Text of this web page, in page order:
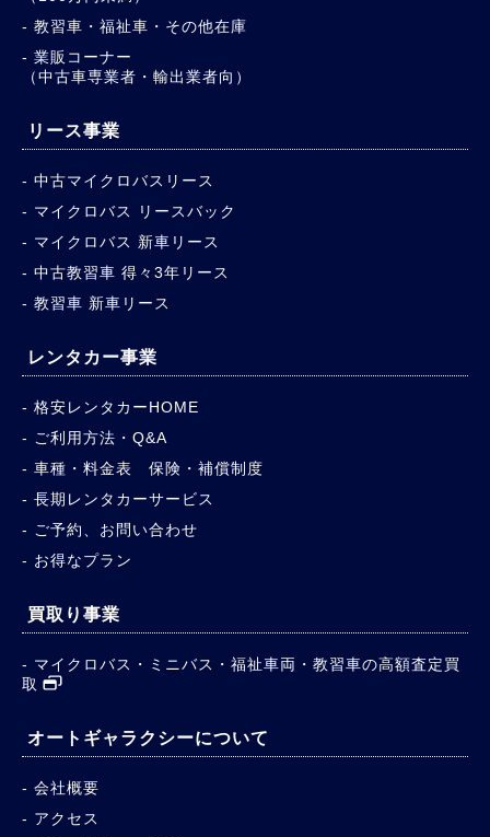
教習車・福祉車・その他在庫
業販コーナー
（中古車専業者・輸出業者向）
リース事業
中古マイクロバスリース
マイクロバス リースバック
マイクロバス 新車リース
中古教習車 得々3年リース
教習車 新車リース
レンタカー事業
格安レンタカーHOME
ご利用方法・Q&A
車種・料金表 保険・補償制度
長期レンタカーサービス
ご予約、お問い合わせ
お得なプラン
買取り事業
マイクロバス・ミニバス・福祉車両・教習車の高額査定買
取
オートギャラクシーについて
会社概要
アクセス